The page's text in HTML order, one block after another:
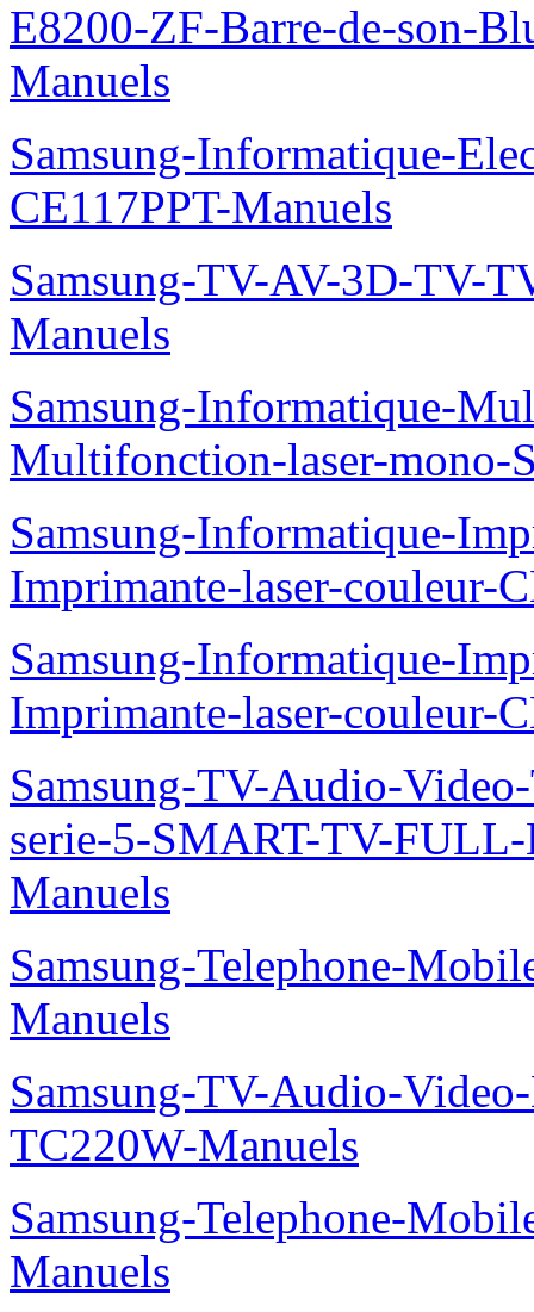
E8200-ZF-Barre-de-son-
Manuels
Samsung-Informatique-
CE117PPT-Manuels
Samsung-TV-AV-3D-TV-
Manuels
Samsung-Informatique-
Multifonction-laser-mono-
Samsung-Informatique-
Imprimante-laser-couleur-
Samsung-Informatique-
Imprimante-laser-couleur-
Samsung-TV-Audio-
serie-5-SMART-TV-
Manuels
Samsung-Telephone-
Manuels
Samsung-TV-Audio-
TC220W-Manuels
Samsung-Telephone-
Manuels